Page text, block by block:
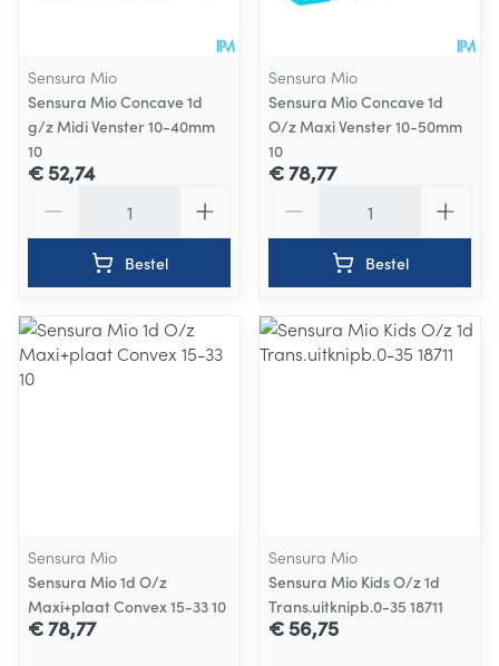
Sensura Mio
Sensura Mio Concave 1d
g/z Midi Venster 10-40mm
10
€ 52,74
Bestel
Sensura Mio
Sensura Mio Concave 1d
O/z Maxi Venster 10-50mm
10
€ 78,77
Bestel
Sensura Mio
Sensura Mio 1d O/z
Maxi+plaat Convex 15-33 10
€ 78,77
Sensura Mio
Sensura Mio Kids O/z 1d
Trans.uitknipb.0-35 18711
€ 56,75